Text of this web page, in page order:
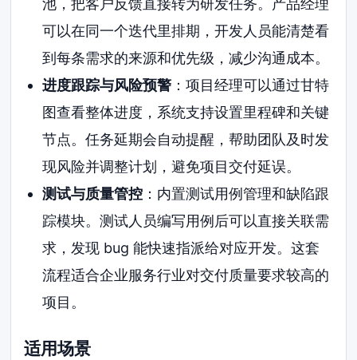
池，把客户反馈直接转为研发任务。产品经理
可以在同一个迭代里排期，开发人员能清楚看
到每条需求的来源和优先级，减少沟通成本。
进度跟踪与风险预警：项目经理可以通过甘特
图查看整体进度，系统支持设置里程碑和关键
节点。任务延期会自动提醒，帮助团队及时发
现风险并调整计划，避免项目交付延误。
测试与质量管控：内置测试用例管理和缺陷跟
踪模块。测试人员编写用例后可以直接关联需
求，发现 bug 能快速指派给对应开发。这套
流程适合企业服务行业对交付质量要求较高的
项目。
适用场景